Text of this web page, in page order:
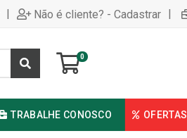
| Não é cliente? - Cadastrar |
0
TRABALHE CONOSCO OFERTAS